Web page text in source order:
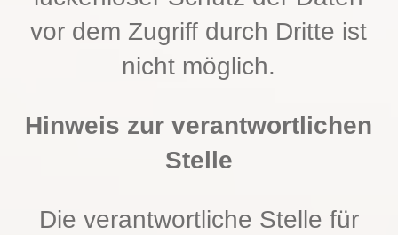
vor dem Zugriff durch Dritte ist
nicht möglich.
Hinweis zur verantwortlichen
Stelle
Die verantwortliche Stelle für